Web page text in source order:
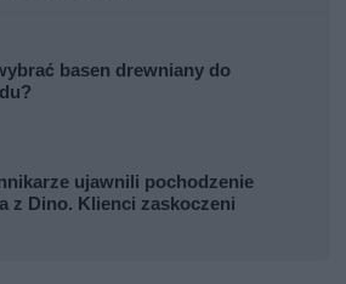
basen drewniany do
ujawnili pochodzenie
z Dino. Klienci zaskoczeni